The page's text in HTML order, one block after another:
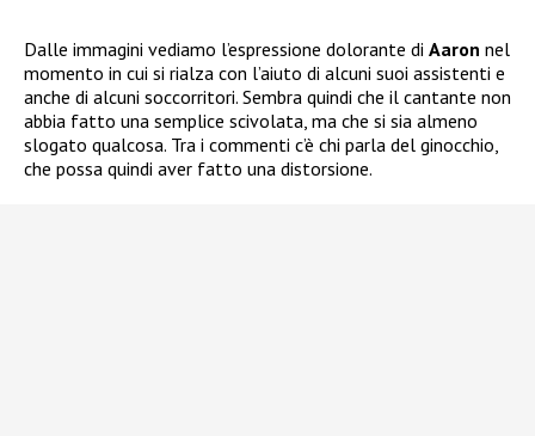
Dalle immagini vediamo l’espressione dolorante di Aaron nel
momento in cui si rialza con l’aiuto di alcuni suoi assistenti e
anche di alcuni soccorritori. Sembra quindi che il cantante non
abbia fatto una semplice scivolata, ma che si sia almeno
slogato qualcosa. Tra i commenti c’è chi parla del ginocchio,
che possa quindi aver fatto una distorsione.